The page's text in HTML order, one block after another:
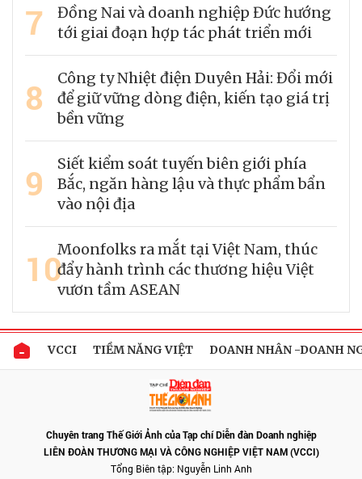
7
Đồng Nai và doanh nghiệp Đức hướng
tới giai đoạn hợp tác phát triển mới
8
Công ty Nhiệt điện Duyên Hải: Đổi mới
để giữ vững dòng điện, kiến tạo giá trị
bền vững
9
Siết kiểm soát tuyến biên giới phía
Bắc, ngăn hàng lậu và thực phẩm bẩn
vào nội địa
10Moonfolks ra mắt tại Việt Nam, thúc
đẩy hành trình các thương hiệu Việt
vươn tầm ASEAN
VCCI TIỀM NĂNG VIỆT DOANH NHÂN -DOANH
Chuyên trang Thế Giới Ảnh của Tạp chí Diễn đàn Doanh nghiệp
LIÊN ĐOÀN THƯƠNG MẠI VÀ CÔNG NGHIỆP VIỆT NAM (VCCI)
Tổng Biên tập: Nguyễn Linh Anh